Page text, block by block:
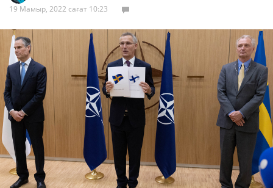
19 Мамыр, 2022 сағат 10:23